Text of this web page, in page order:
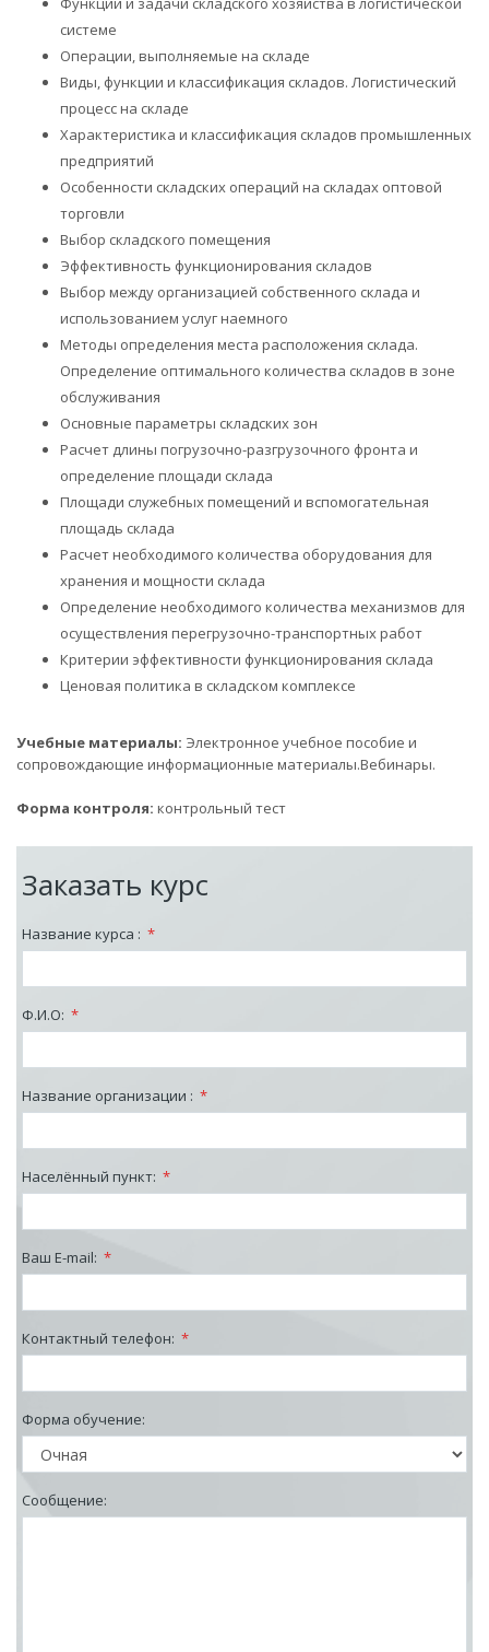
системе
Операции, выполняемые на складе
Виды, функции и классификация складов. Логистический
процесс на складе
Характеристика и классификация складов промышленных
предприятий
Особенности складских операций на складах оптовой
торговли
Выбор складского помещения
Эффективность функционирования складов
Выбор между организацией собственного склада и
использованием услуг наемного
Методы определения места расположения склада.
Определение оптимального количества складов в зоне
обслуживания
Основные параметры складских зон
Расчет длины погрузочно-разгрузочного фронта и
определение площади склада
Площади служебных помещений и вспомогательная
площадь склада
Расчет необходимого количества оборудования для
хранения и мощности склада
Определение необходимого количества механизмов для
осуществления перегрузочно-транспортных работ
Критерии эффективности функционирования склада
Ценовая политика в складском комплексе
Учебные материалы: Электронное учебное пособие и
сопровождающие информационные материалы.Вебинары.
Форма контроля: контрольный тест
Заказать курс
Название курса : *
Ф.И.О: *
Название организации : *
Населённый пункт: *
Ваш E-mail: *
Контактный телефон: *
Форма обучение:
Сообщение: